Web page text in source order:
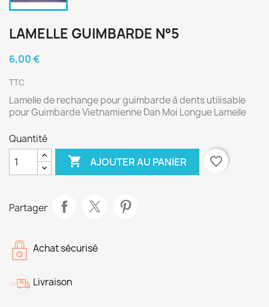
LAMELLE GUIMBARDE N°5
6,00 €
TTC
Lamelle de rechange pour guimbarde à dents utilisable
pour Guimbarde Vietnamienne Dan Moi Longue Lamelle
Quantité
 AJOUTER AU PANIER favorite_border
Partager
Achat sécurisé
Livraison